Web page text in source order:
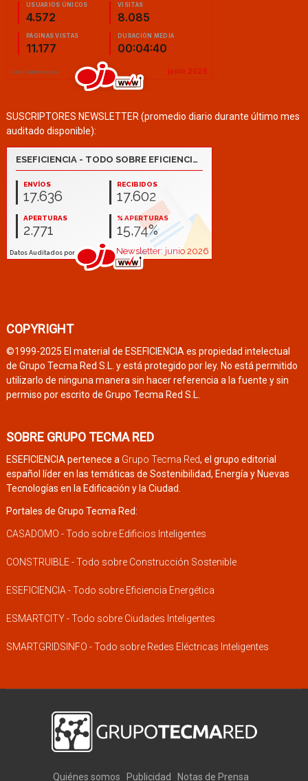
SUSCRIPTORES NEWSLETTER (promedio diario durante último mes
auditado disponible):
COPYRIGHT
©1999-2025 El material de ESEFICIENCIA es propiedad intelectual
de Grupo Tecma Red S.L. y está protegido por ley. No está permitido
utilizarlo de ninguna manera sin hacer referencia a la fuente y sin
permiso por escrito de Grupo Tecma Red S.L.
SOBRE GRUPO TECMA RED
ESEFICIENCIA pertenece a Grupo Tecma Red, el grupo editorial
español líder en las temáticas de Sostenibilidad, Energía y Nuevas
Tecnologías en la Edificación y la Ciudad.
Portales de Grupo Tecma Red:
CASADOMO - Todo sobre Edificios Inteligentes
CONSTRUIBLE - Todo sobre Construcción Sostenible
ESEFICIENCIA - Todo sobre Eficiencia Energética
ESMARTCITY - Todo sobre Ciudades Inteligentes
SMARTGRIDSINFO - Todo sobre Redes Eléctricas Inteligentes
Quiénes somos Publicidad Notas de Prensa